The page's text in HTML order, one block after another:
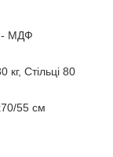
- МДФ
Стільці 80
55 см